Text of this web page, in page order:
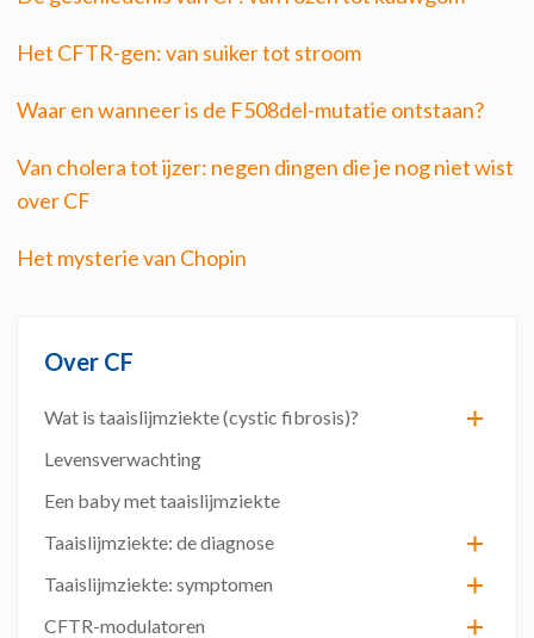
Het CFTR-gen: van suiker tot stroom
Waar en wanneer is de F508del-mutatie ontstaan?
Van cholera tot ijzer: negen dingen die je nog niet wist
over CF
Het mysterie van Chopin
Over CF
Wat is taaislijmziekte (cystic fibrosis)?
Levensverwachting
Een baby met taaislijmziekte
Taaislijmziekte: de diagnose
Taaislijmziekte: symptomen
CFTR-modulatoren